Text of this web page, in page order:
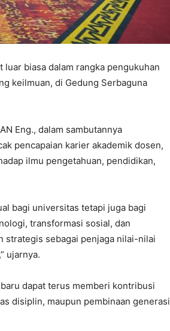
luar biasa dalam rangka pengukuhan
keilmuan, di Gedung Serbaguna
Eng., dalam sambutannya
pencapaian karier akademik dosen,
ilmu pengetahuan, pendidikan,
bagi universitas tetapi juga bagi
transformasi sosial, dan
strategis sebagai penjaga nilai-nilai
ujarnya.
dapat terus memberi kontribusi
disiplin, maupun pembinaan generasi